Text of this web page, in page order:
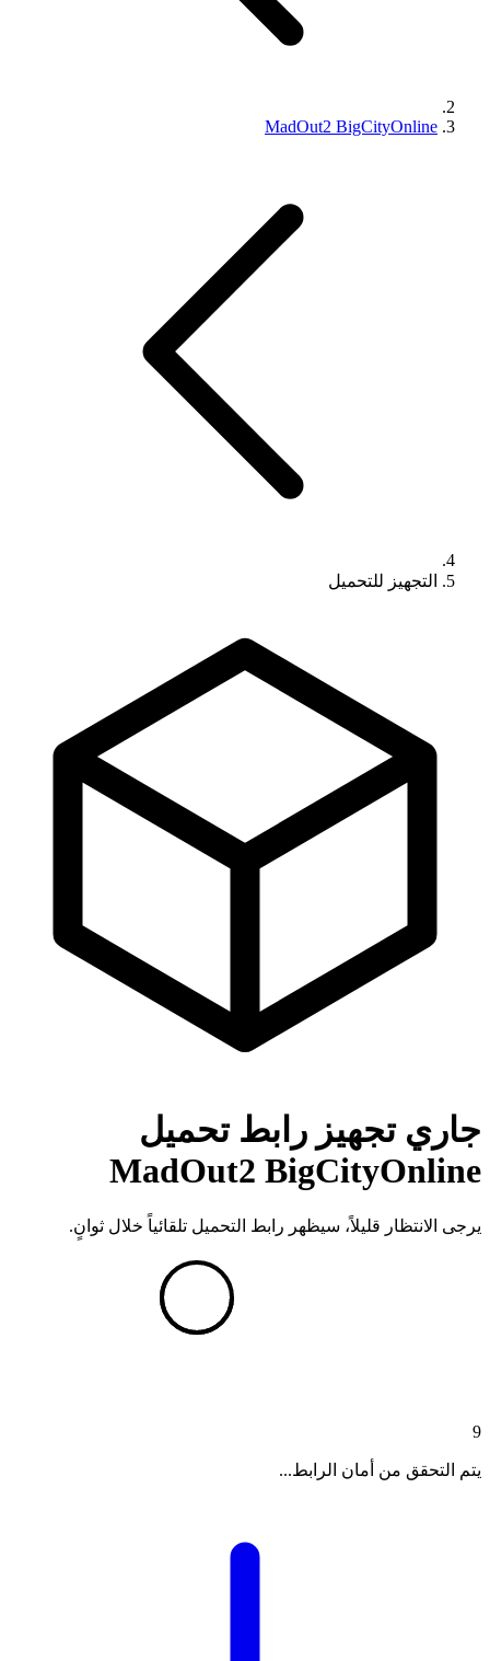
MadOut2 BigCityOnline
التجهيز للتحميل
جاري تجهيز رابط تحميل
MadOut2 BigCityOnline
يرجى الانتظار قليلاً، سيظهر رابط التحميل تلقائياً خلال ثوانٍ.
8
يتم التحقق من أمان الرابط...